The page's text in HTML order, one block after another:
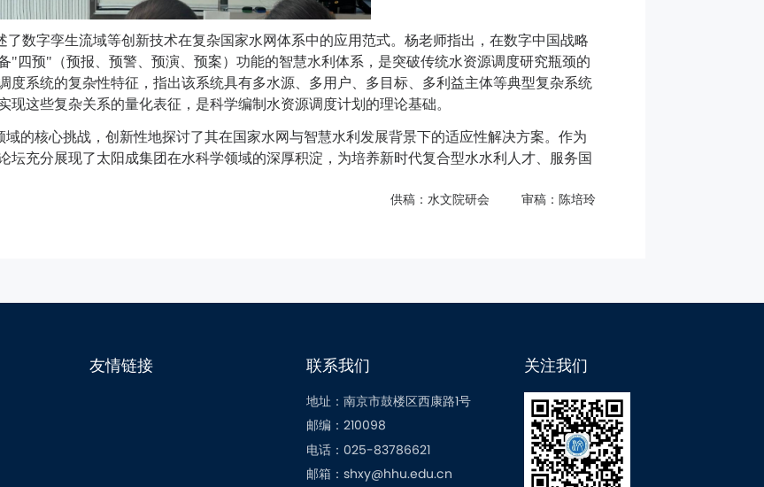
了数字孪生流域等创新技术在复杂国家水网体系中的应用范式。杨老师指出，在数字中国战略
" 四预" （预报、预警、预演、预案）功能的智慧水利体系，是突破传统水资源调度研究瓶颈的
度系统的复杂性特征，指出该系统具有多水源、多用户、多目标、多利益主体等典型复杂系统
现这些复杂关系的量化表征，是科学编制水资源调度计划的理论基础。
域的核心挑战，创新性地探讨了其在国家水网与智慧水利发展背景下的适应性解决方案。作为
坛充分展现了太阳成集团在水科学领域的深厚积淀，为培养新时代复合型水水利人才、服务国
供稿：水文院研会 审稿：陈培玲
友情链接 联系我们
地址：南京市鼓楼区西康路1号
邮编：210098
电话：025-83786621
邮箱：shxy@hhu.edu.cn
关注我们